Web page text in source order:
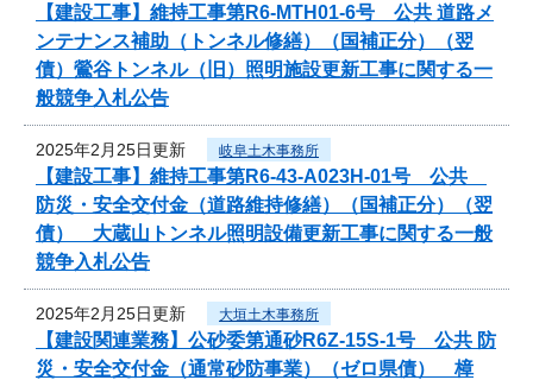
【建設工事】維持工事第R6-MTH01-6号 公共 道路メ
ンテナンス補助（トンネル修繕）（国補正分）（翌
債）鶯谷トンネル（旧）照明施設更新工事に関する一
般競争入札公告
2025年2月25日更新 岐阜土木事務所
【建設工事】維持工事第R6-43-A023H-01号 公共
防災・安全交付金（道路維持修繕）（国補正分）（翌
債） 大蔵山トンネル照明設備更新工事に関する一般
競争入札公告
2025年2月25日更新 大垣土木事務所
【建設関連業務】公砂委第通砂R6Z-15S-1号 公共 防
災・安全交付金（通常砂防事業）（ゼロ県債） 樟